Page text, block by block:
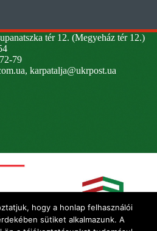
tér 12. (Megyeház tér 12.)
79
, karpatalja@ukrpost.ua
hogy a honlap felhasználói
sütiket alkalmazunk. A